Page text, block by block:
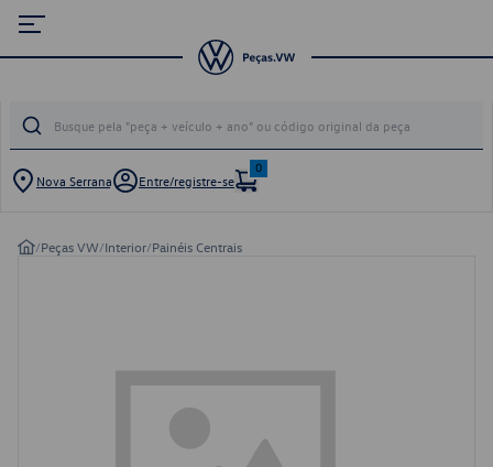
Nova Serrana Entre/registre-se
0
/Peças VW/Interior/Painéis Centrais